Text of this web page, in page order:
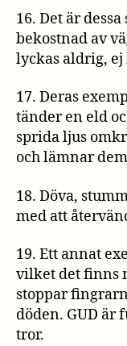
16. Det är
bekostnad av
lyckas aldrig,
17. Deras
tänder en eld
sprida ljus
och lämnar
18. Döva,
med att
19. Ett annat
vilket det finns
stoppar
döden. GUD är
tror.